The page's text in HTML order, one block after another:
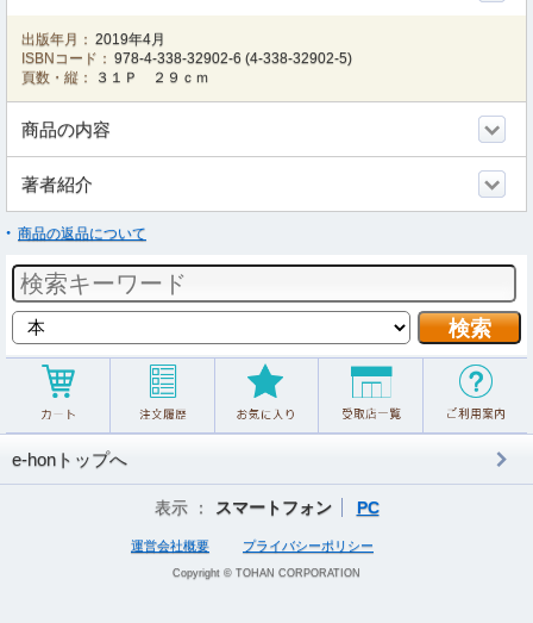
出版年月： 2019年4月
ISBNコード： 978-4-338-32902-6 (4-338-32902-5)
頁数・縦：
３１Ｐ ２９ｃｍ
商品の内容
著者紹介
商品の返品について
e-honトップへ
表示 ： スマートフォン PC
運営会社概要 プライバシーポリシー
Copyright © TOHAN CORPORATION